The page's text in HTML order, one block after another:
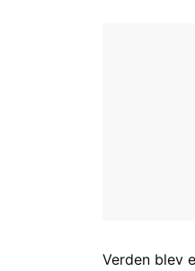
Verden blev